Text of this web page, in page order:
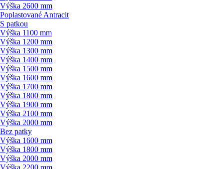
Výška 2600 mm
Poplastované Antracit
S patkou
Výška 1100 mm
Výška 1200 mm
Výška 1300 mm
Výška 1400 mm
Výška 1500 mm
Výška 1600 mm
Výška 1700 mm
Výška 1800 mm
Výška 1900 mm
Výška 2100 mm
Výška 2000 mm
Bez patky
Výška 1600 mm
Výška 1800 mm
Výška 2000 mm
Výška 2200 mm